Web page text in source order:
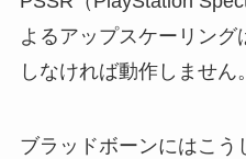
よるアップスケーリン
しなければ動作しません。
ブラッドボーンにはこう